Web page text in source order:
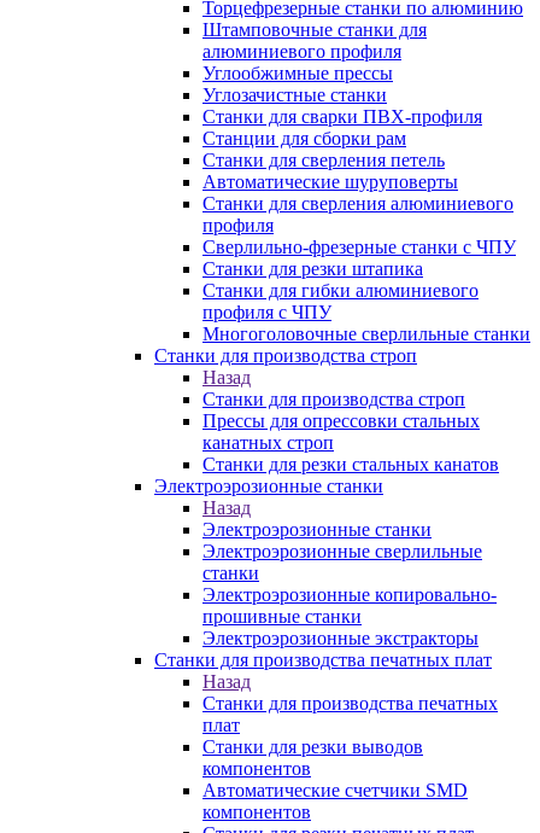
Торцефрезерные станки по алюминию
Штамповочные станки для
алюминиевого профиля
Углообжимные прессы
Углозачистные станки
Станки для сварки ПВХ-профиля
Станции для сборки рам
Станки для сверления петель
Автоматические шуруповерты
Станки для сверления алюминиевого
профиля
Сверлильно-фрезерные станки с ЧПУ
Станки для резки штапика
Станки для гибки алюминиевого
профиля с ЧПУ
Многоголовочные сверлильные станки
Станки для производства строп
Назад
Станки для производства строп
Прессы для опрессовки стальных
канатных строп
Станки для резки стальных канатов
Электроэрозионные станки
Назад
Электроэрозионные станки
Электроэрозионные сверлильные
станки
Электроэрозионные копировально-
прошивные станки
Электроэрозионные экстракторы
Станки для производства печатных плат
Назад
Станки для производства печатных
плат
Станки для резки выводов
компонентов
Автоматические счетчики SMD
компонентов